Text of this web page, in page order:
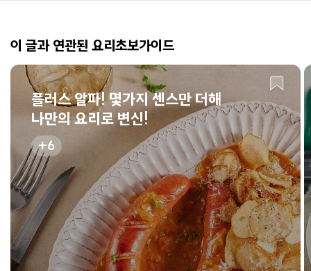
이 글과 연관된 요리초보가이드
플러스 알파! 몇가지 센스만 더해
나만의 요리로 변신!
6